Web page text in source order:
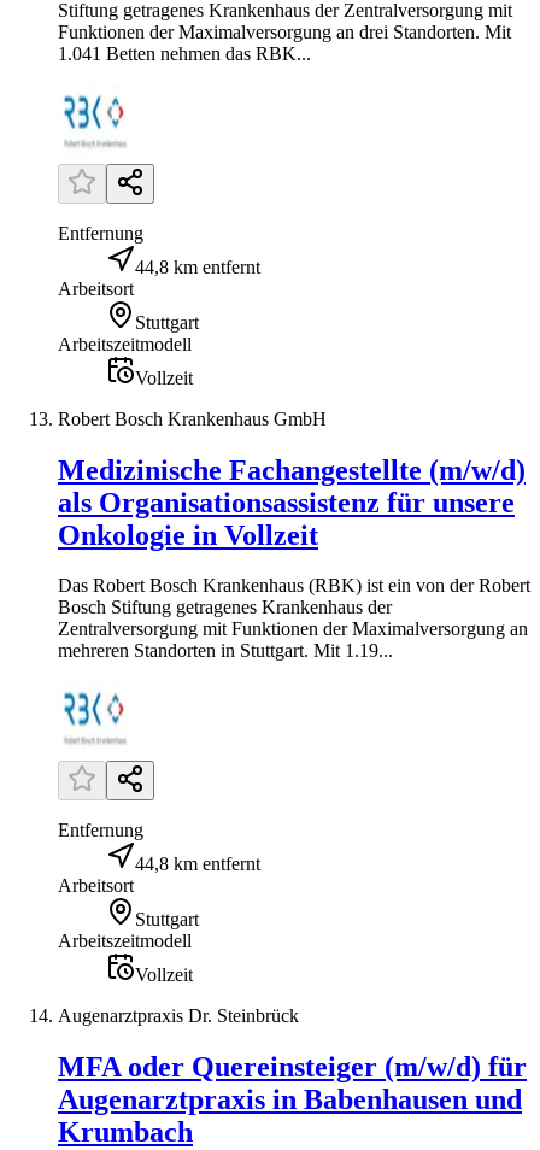
Stiftung getragenes Krankenhaus der Zentralversorgung mit
Funktionen der Maximalversorgung an drei Standorten. Mit
1.041 Betten nehmen das RBK...
Entfernung
44,8 km entfernt
Arbeitsort
Stuttgart
Arbeitszeitmodell
Vollzeit
Robert Bosch Krankenhaus GmbH
Medizinische Fachangestellte (m/w/d)
als Organisationsassistenz für unsere
Onkologie in Vollzeit
Das Robert Bosch Krankenhaus (RBK) ist ein von der Robert
Bosch Stiftung getragenes Krankenhaus der
Zentralversorgung mit Funktionen der Maximalversorgung an
mehreren Standorten in Stuttgart. Mit 1.19...
Entfernung
44,8 km entfernt
Arbeitsort
Stuttgart
Arbeitszeitmodell
Vollzeit
Augenarztpraxis Dr. Steinbrück
MFA oder Quereinsteiger (m/w/d) für
Augenarztpraxis in Babenhausen und
Krumbach